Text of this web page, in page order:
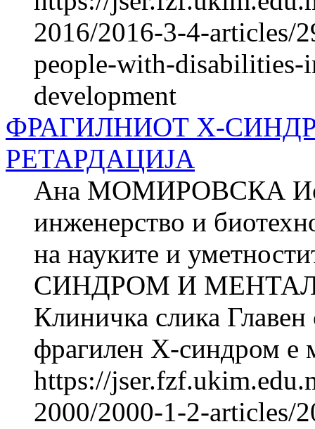
2016/2016-3-4-articles/
people-with-
development
ФРАГИЛНИОТ Х-
РЕТАРДАЦИЈА
Ана МОМИРОВСКА
инженерство и
на науките и
СИНДРОМ И
Клиничка слика
фрагилен X-синдром е
https://
2000/2000-1-2-articles/